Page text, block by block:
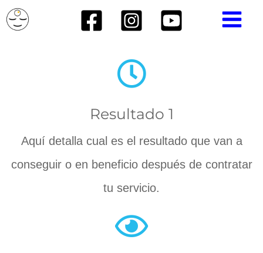
MAIN
Resultado 1
Aquí detalla cual es el resultado que van a
conseguir o en beneficio después de contratar
tu servicio.